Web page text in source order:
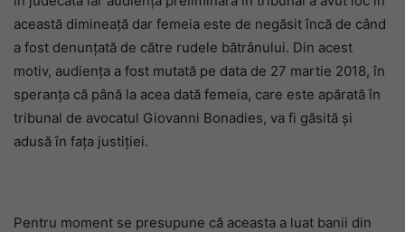
această dimineață dar femeia este de negăsit încă de când
a fost denunțată de către rudele bătrânului. Din acest
motiv, audiența a fost mutată pe data de 27 martie 2018, în
speranța că până la acea dată femeia, care este apărată în
tribunal de avocatul Giovanni Bonadies, va fi găsită și
adusă în fața justiției.
Pentru moment se presupune că aceasta a luat banii din